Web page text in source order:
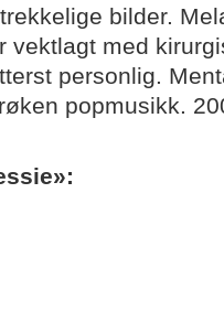
bilder.
vektlagt med
personlig.
popmusikk.